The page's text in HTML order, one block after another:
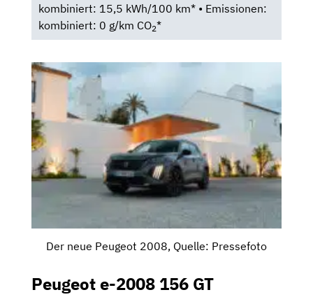
kombiniert: 15,5 kWh/100 km* • Emissionen:
kombiniert: 0 g/km CO2*
Der neue Peugeot 2008, Quelle: Pressefoto
Peugeot e-2008 156 GT